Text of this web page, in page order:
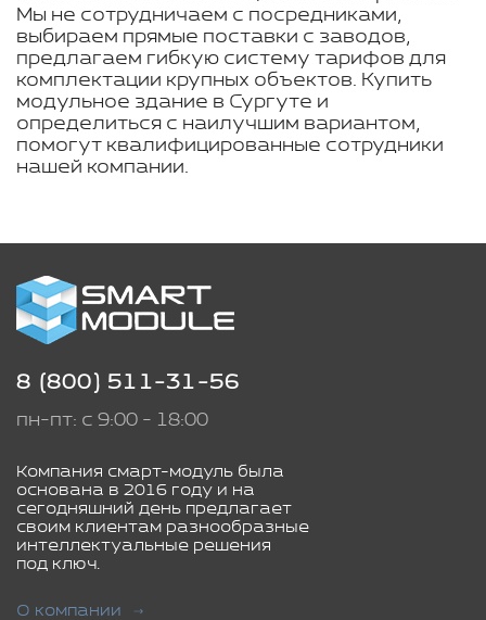
Мы не сотрудничаем с посредниками,
выбираем прямые поставки с заводов,
предлагаем гибкую систему тарифов для
комплектации крупных объектов. Купить
модульное здание в Сургуте и
определиться с наилучшим вариантом,
помогут квалифицированные сотрудники
нашей компании.
8 (800) 511-31-56
пн-пт: с 9:00 - 18:00
Компания смарт-модуль была
основана в 2016 году и на
сегодняшний день предлагает
своим клиентам разнообразные
интеллектуальные решения
под ключ.
О компании